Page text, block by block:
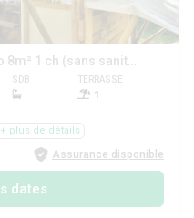
(Bivouac perché Cyclo 8m² 1 ch (sans sanitaires, sans eau))
SDB TERRASSE
1
+ plus de détails
Assurance disponible
dates